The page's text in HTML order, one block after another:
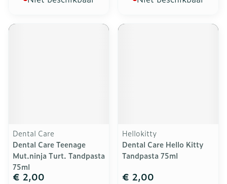
Dental Care
Dental Care Teenage
Mut.ninja Turt. Tandpasta
75ml
€ 2,00
Hellokitty
Dental Care Hello Kitty
Tandpasta 75ml
€ 2,00